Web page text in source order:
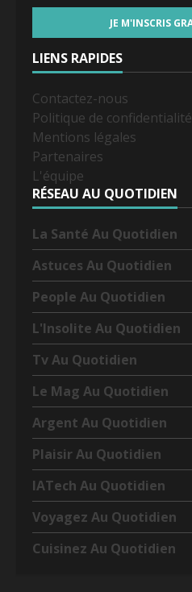
LIENS RAPIDES
Contactez-nous
Politique de confidentialité
Mentions légales
Partenaires
L'équipe
RÉSEAU AU QUOTIDIEN
La Santé Au Quotidien
Astuces Au Quotidien
People Au Quotidien
L'Insolite Au Quotidien
Tv Au Quotidien
Le Mag Au Quotidien
Argent Au Quotidien
Plaisir Au Quotidien
IATech Au Quotidien
Voyagez Au Quotidien
Cuisinez Au Quotidien